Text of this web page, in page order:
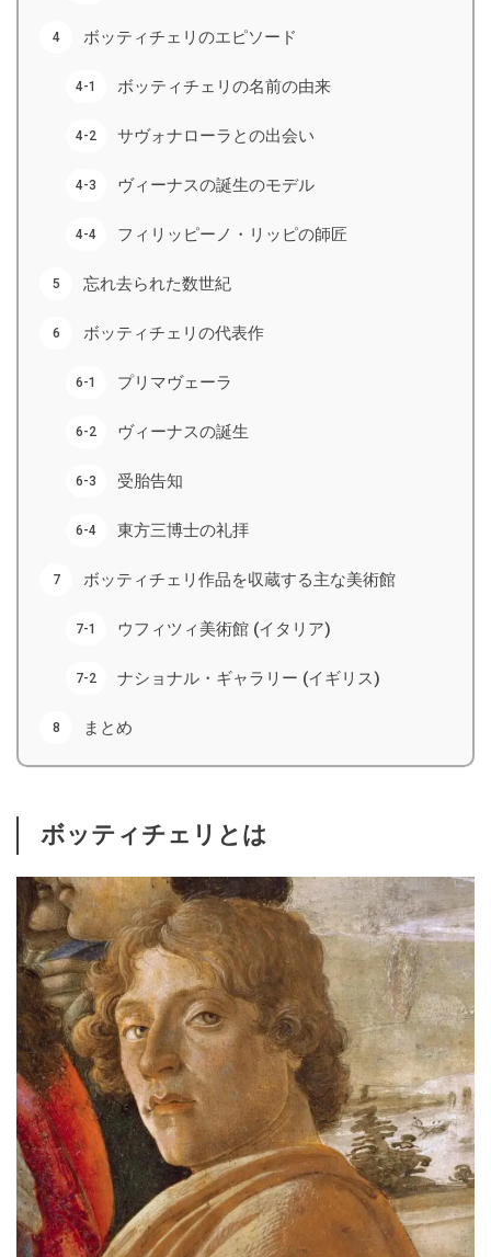
ボッティチェリのエピソード
ボッティチェリの名前の由来
サヴォナローラとの出会い
ヴィーナスの誕生のモデル
フィリッピーノ・リッピの師匠
忘れ去られた数世紀
ボッティチェリの代表作
プリマヴェーラ
ヴィーナスの誕生
受胎告知
東方三博士の礼拝
ボッティチェリ作品を収蔵する主な美術館
ウフィツィ美術館 (イタリア)
ナショナル・ギャラリー (イギリス)
まとめ
ボッティチェリとは